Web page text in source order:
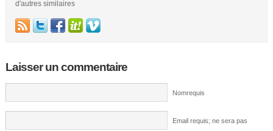
d'autres similaires
Laisser un commentaire
Nomrequis
Email requis; ne sera pas